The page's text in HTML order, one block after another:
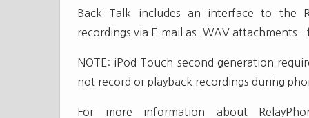
Back Talk includes an interface to the
recordings via E-mail as .WAV attachments
NOTE: iPod Touch second generation
not record or playback recordings during
For more information about